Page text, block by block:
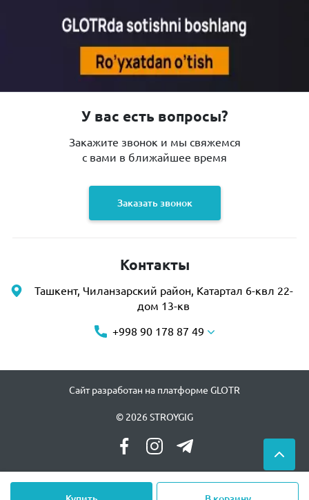
У вас есть вопросы?
Закажите звонок и мы свяжемся
с вами в ближайшее время
Заказать звонок
Контакты
Ташкент, Чиланзарский район, Катартал 6-квл 22-
дом 13-кв
+998 90 178 87 49
Сайт разработан на платформе GLOTR
© 2026 STROYGIG